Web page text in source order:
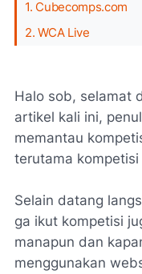
1. Cubecomps.com
2. WCA Live
Halo sob, selamat
artikel kali ini,
memantau
terutama kompetisi
Selain datang
ga ikut kompetisi
manapun dan
menggunakan